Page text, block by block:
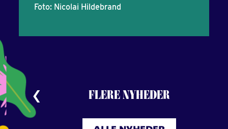
Foto: Nicolai Hildebrand
FLERE NYHEDER